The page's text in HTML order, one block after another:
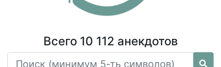
Всего 10 112 анекдотов